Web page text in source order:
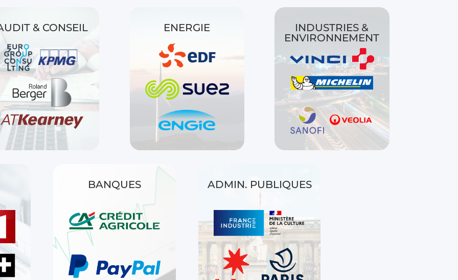
& CONSEIL ENERGIE
INDUSTRIES &
ENVIRONNEMENT
BANQUES ADMIN. PUBLIQUES